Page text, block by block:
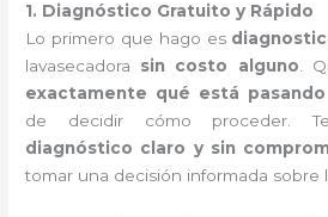
1. Diagnóstico Gratuito y Rápido
Lo primero que hago es
lavasecadora sin costo alguno .
exactamente qué está pasando
de decidir cómo proceder.
diagnóstico claro y sin
tomar una decisión informada sobre